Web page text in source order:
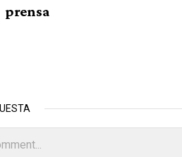
prensa